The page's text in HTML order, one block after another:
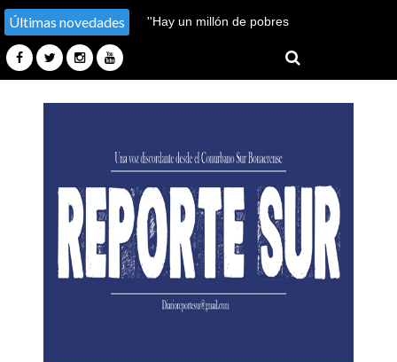
Últimas novedades
''Hay un millón de pobres